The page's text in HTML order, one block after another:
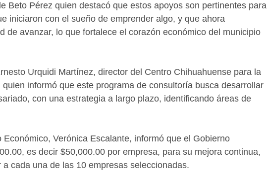
Beto Pérez quien destacó que estos apoyos son pertinentes para
iniciaron con el sueño de emprender algo, y que ahora
de avanzar, lo que fortalece el corazón económico del municipio
Urquidi Martínez, director del Centro Chihuahuense para la
informó que este programa de consultoría busca desarrollar
con una estrategia a largo plazo, identificando áreas de
Económico, Verónica Escalante, informó que el Gobierno
es decir $50,000.00 por empresa, para su mejora continua,
cada una de las 10 empresas seleccionadas.